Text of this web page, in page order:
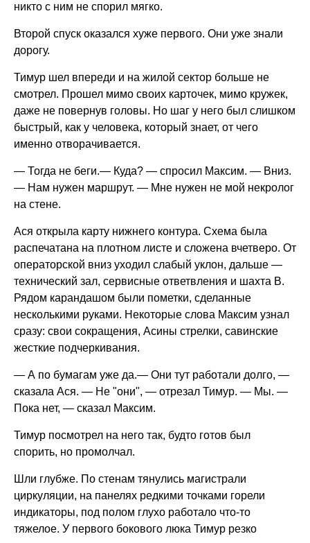
никто с ним не спорил мягко.
Второй спуск оказался хуже первого. Они уже знали
дорогу.
Тимур шел впереди и на жилой сектор больше не
смотрел. Прошел мимо своих карточек, мимо кружек,
даже не повернув головы. Но шаг у него был слишком
быстрый, как у человека, который знает, от чего
именно отворачивается.
— Тогда не беги.— Куда? — спросил Максим. — Вниз.
— Нам нужен маршрут. — Мне нужен не мой некролог
на стене.
Ася открыла карту нижнего контура. Схема была
распечатана на плотном листе и сложена вчетверо. От
операторской вниз уходил слабый уклон, дальше —
технический зал, сервисные ответвления и шахта B.
Рядом карандашом были пометки, сделанные
несколькими руками. Некоторые слова Максим узнал
сразу: свои сокращения, Асины стрелки, савинские
жесткие подчеркивания.
— А по бумагам уже да.— Они тут работали долго, —
сказала Ася. — Не "они", — отрезал Тимур. — Мы. —
Пока нет, — сказал Максим.
Тимур посмотрел на него так, будто готов был
спорить, но промолчал.
Шли глубже. По стенам тянулись магистрали
циркуляции, на панелях редкими точками горели
индикаторы, под полом глухо работало что-то
тяжелое. У первого бокового люка Тимур резко